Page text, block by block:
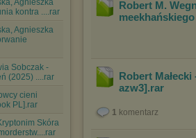
Agnieszka
kontra ....rar
Agnieszka
Sobczak -
(2025) ....rar
cieni
PL].rar
Skóra
Robert M.
Robert
azw3] .rar
1 komentarz